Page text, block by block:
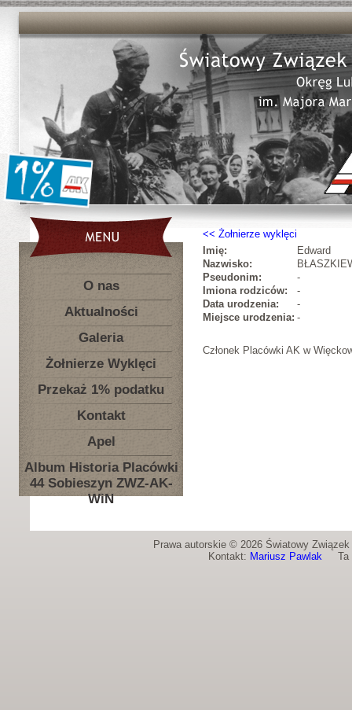
O nas
Aktualności
Galeria
Żołnierze Wyklęci
Przekaż 1% podatku
Kontakt
Apel
Album Historia Placówki
44 Sobieszyn ZWZ-AK-
WiN
Żołnierze wyklęci
Imię:
Edward
Nazwisko:
Pseudonim:
-
Imiona rodziców:
-
Data urodzenia:
-
Miejsce urodzenia: -
Członek Placówki AK w
Prawa autorskie © 2026 Światowy
Kontakt: Mariusz PawlakTa